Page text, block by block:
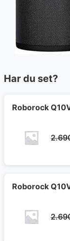
Har du set?
Roborock
Roborock